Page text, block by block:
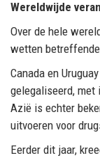
Wereldwijde
Over de hele
wetten
Canada en
gelegaliseerd, met
Azië is echter
uitvoeren voor
Eerder dit jaar,